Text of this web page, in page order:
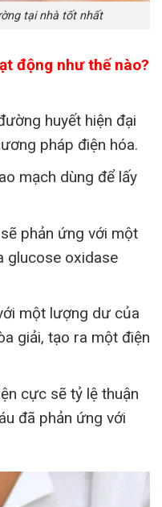
tại nhà tốt nhất
động như thế nào?
huyết hiện đại
pháp điện hóa.
mạch dùng để lấy
phản ứng với một
glucose oxidase
một lượng dư của
giải, tạo ra một điện
cực sẽ tỷ lệ thuận
đã phản ứng với